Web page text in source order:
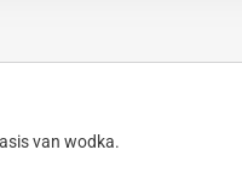
van wodka.